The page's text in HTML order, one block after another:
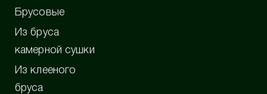
Брусовые
Из бруса
камерной сушки
Из клееного
бруса